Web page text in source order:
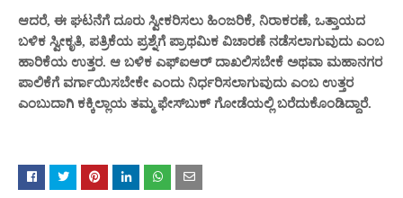
ಆದರೆ, ಈ ಘಟನೆಗೆ ದೂರು ಸ್ವೀಕರಿಸಲು ಹಿಂಜರಿಕೆ, ನಿರಾಕರಣೆ, ಒತ್ತಾಯದ
ಬಳಿಕ ಸ್ವೀಕೃತಿ, ಪತ್ರಿಕೆಯ ಪ್ರಶ್ನೆಗೆ ಪ್ರಾಥಮಿಕ ವಿಚಾರಣೆ ನಡೆಸಲಾಗುವುದು ಎಂಬ
ಹಾರಿಕೆಯ ಉತ್ತರ. ಆ ಬಳಿಕ ಎಫ್‌ಐಆರ್ ದಾಖಲಿಸಬೇಕೆ ಅಥವಾ ಮಹಾನಗರ
ಪಾಲಿಕೆಗೆ ವರ್ಗಾಯಿಸಬೇಕೇ ಎಂದು ನಿರ್ಧರಿಸಲಾಗುವುದು ಎಂಬ ಉತ್ತರ
ಎಂಬುದಾಗಿ ಕಕ್ಕಿಲ್ಲಾಯ ತಮ್ಮ ಫೇಸ್‌ಬುಕ್ ಗೋಡೆಯಲ್ಲಿ ಬರೆದುಕೊಂಡಿದ್ದಾರೆ.